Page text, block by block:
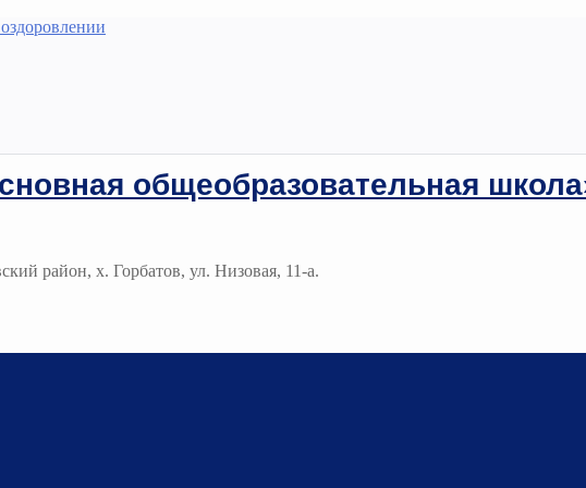
общеобразовательная
район, х. Горбатов, ул. Низовая, 11-а.